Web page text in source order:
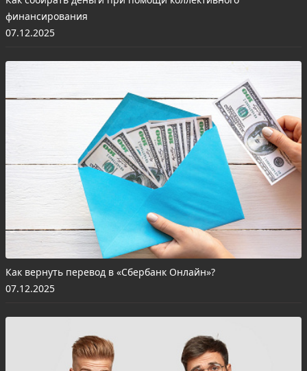
финансирования
07.12.2025
Как вернуть перевод в «Сбербанк Онлайн»?
07.12.2025